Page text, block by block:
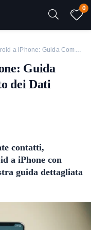
0
Guida Completa al Trasferimento dei Dati
Guida
dei Dati
contatti,
a iPhone con
guida dettagliata